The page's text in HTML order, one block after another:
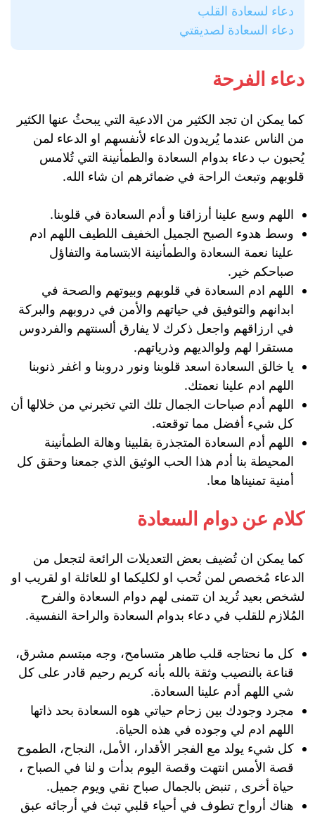
دعاء لسعادة القلب
دعاء السعادة لصديقتي
دعاء الفرحة
كما يمكن ان تجد الكثير من الادعية التي يبحثُ عنها الكثير
من الناس عندما يُريدون الدعاء لأنفسهم او الدعاء لمن
يُحبون ب دعاء بدوام السعادة والطمأنينة التي تُلامس
قلوبهم وتبعث الراحة في ضمائرهم ان شاء الله.
اللهم وسع علينا أرزاقنا و أدم السعادة في قلوبنا.
وسط هدوء الصبح الجميل الخفيف اللطيف اللهم ادم
علينا نعمة السعادة والطمأنينة الابتسامة والتفاؤل
صباحكم خير.
اللهم ادم السعادة في قلوبهم وبيوتهم والصحة في
ابدانهم والتوفيق في حياتهم والأمن في دروبهم والبركة
في ارزاقهم واجعل ذكرك لا يفارق ألسنتهم والفردوس
مستقرا لهم ولوالديهم وذرياتهم.
يا خالق السعادة اسعد قلوبنا ونور دروبنا و اغفر ذنوبنا
اللهم ادم علينا نعمتك.
اللهم أدم صباحات الجمال تلك التي تخبرني من خلالها أن
كل شيء أفضل مما توقعته.
اللهم أدم السعادة المتجذرة بقلبينا وهالة الطمأنينة
المحيطة بنا أدم هذا الحب الوثيق الذي جمعنا وحقق كل
أمنية تمنيناها معا.
كلام عن دوام السعادة
كما يمكن ان تُضيف بعض التعديلات الرائعة لتجعل من
الدعاء مُخصص لمن تُحب او لكليكما او للعائلة او لقريب او
لشخص بعيد تُريد ان تتمنى لهم دوام السعادة والفرح
المُلازم للقلب في دعاء بدوام السعادة والراحة النفسية.
كل ما نحتاجه قلب طاهر متسامح، وجه مبتسم مشرق،
قناعة بالنصيب وثقة بالله بأنه كريم رحيم قادر على كل
شي اللهم أدم علينا السعادة.
مجرد وجودك بين زحام حياتي هوه السعادة بحد ذاتها
اللهم ادم لي وجوده في هذه الحياة.
كل شيء يولد مع الفجر الأقدار، الأمل، النجاح، الطموح
قصة الأمس انتهت وقصة اليوم بدأت و لنا في الصباح ،
حياة أخرى , تنبض بالجمال صباح نقي ويوم جميل.
هناك أرواح تطوف في أحياء قلبي تبث في أرجائه عبق